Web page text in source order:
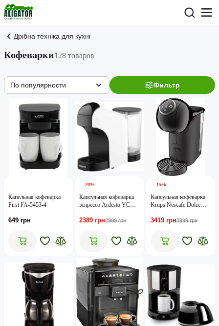
Дрібна техніка для кухні
Кофеварки128 товаров
Фильтр
По популярности
Капельная кофеварка
First FA-5453-4
649 грн
-20%
Капсульная кофеварка
эспрессо Ardesto YCM-
2389 грн2999 грн
-15%
Капсульная кофеварка
Krups Nescafe Dolce
KP340B10
3419 грн3999 грн